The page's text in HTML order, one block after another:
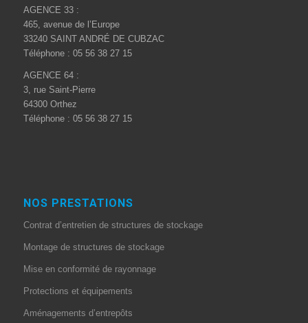
AGENCE 33 :
465, avenue de l’Europe
33240 SAINT ANDRÉ DE CUBZAC
Téléphone : 05 56 38 27 15
AGENCE 64 :
3, rue Saint-Pierre
64300 Orthez
Téléphone : 05 56 38 27 15
NOS PRESTATIONS
Contrat d’entretien de structures de stockage
Montage de structures de stockage
Mise en conformité de rayonnage
Protections et équipements
Aménagements d’entrepôts